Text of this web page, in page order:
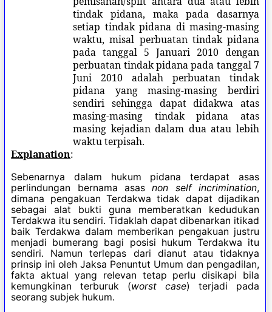
tindak pidana, maka pada dasarnya
setiap tindak pidana di masing-masing
waktu, misal perbuatan tindak pidana
pada tanggal 5 Januari 2010 dengan
perbuatan tindak pidana pada tanggal 7
Juni 2010 adalah perbuatan tindak
pidana yang masing-masing berdiri
sendiri sehingga dapat didakwa atas
masing-masing tindak pidana atas
masing kejadian dalam dua atau lebih
waktu terpisah.
Explanation:
Sebenarnya dalam hukum pidana terdapat asas
perlindungan bernama asasnon self incrimination,
dimana pengakuan Terdakwa tidak dapat dijadikan
sebagai alat bukti guna memberatkan kedudukan
Terdakwa itu sendiri. Tidaklah dapat dibenarkan itikad
baik Terdakwa dalam memberikan pengakuan justru
menjadi bumerang bagi posisi hukum Terdakwa itu
sendiri. Namun terlepas dari dianut atau tidaknya
prinsip ini oleh Jaksa Penuntut Umum dan pengadilan,
fakta aktual yang relevan tetap perlu disikapi bila
kemungkinan terburuk (worst case) terjadi pada
seorang subjek hukum.